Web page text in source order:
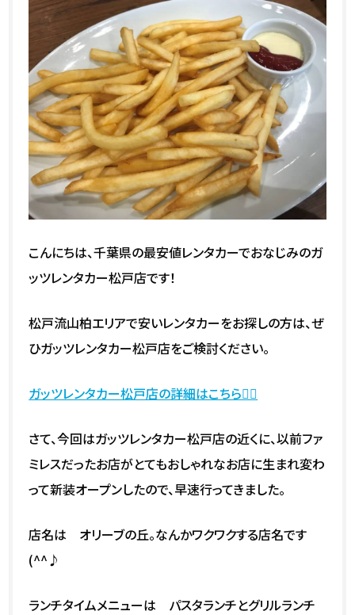
こんにちは、千葉県の最安値レンタカーでおなじみのガ
ッツレンタカー松戸店です！
松戸流山柏エリアで安いレンタカーをお探しの方は、ぜ
ひガッツレンタカー松戸店をご検討ください。
ガッツレンタカー松戸店の詳細はこちら💁‍♀️
さて、今回はガッツレンタカー松戸店の近くに、以前ファ
ミレスだったお店がとてもおしゃれなお店に生まれ変わ
って新装オープンしたので、早速行ってきました。
店名は オリーブの丘。なんかワクワクする店名です
(^^♪
ランチタイムメニューは パスタランチとグリルランチ